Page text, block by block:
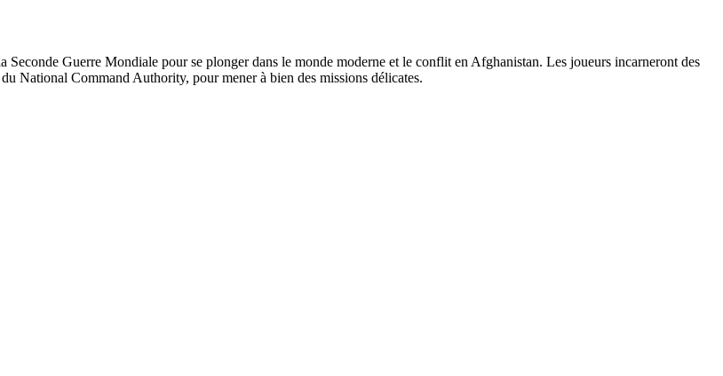
Seconde Guerre Mondiale pour se plonger dans le monde moderne et le conflit en Afghanistan. Les joueurs incarneront des
National Command Authority, pour mener à bien des missions délicates.